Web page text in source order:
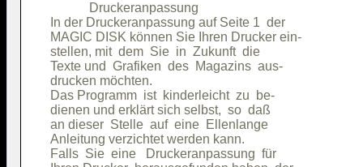
            Druckeranpassung
In der Druckeranpassung auf Seite 1  der
MAGIC DISK können Sie Ihren Drucker ein-
stellen, mit  dem  Sie  in  Zukunft  die
Texte und  Grafiken  des  Magazins  aus-
drucken möchten.
Das Programm  ist  kinderleicht  zu  be-
dienen und erklärt sich selbst,  so  daß
an dieser  Stelle  auf  eine  Ellenlange
Anleitung verzichtet werden kann.
Falls  Sie  eine   Druckeranpassung  für